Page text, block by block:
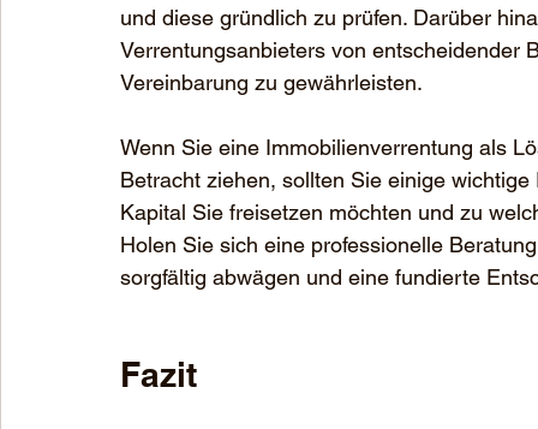
und diese gründlich zu prüfen. Darüber
Verrentungsanbieters von entscheidender
Vereinbarung zu gewährleisten.
Wenn Sie eine Immobilienverrentung als
Betracht ziehen, sollten Sie einige
Kapital Sie freisetzen möchten und zu
Holen Sie sich eine professionelle
sorgfältig abwägen und eine fundierte
Fazit